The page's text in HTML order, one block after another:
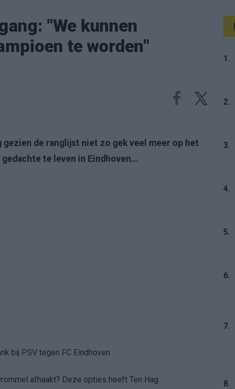
"We kunnen
te worden"
gezien de ranglijst niet zo gek veel meer op het
te leven in Eindhoven...
bij PSV tegen FC Eindhoven
afhaakt? Deze opties heeft Ten Hag
1.
2.
3.
4.
5.
6.
7.
8.